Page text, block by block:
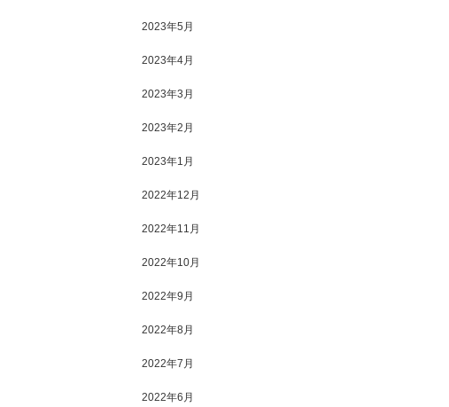
2023年5月
2023年4月
2023年3月
2023年2月
2023年1月
2022年12月
2022年11月
2022年10月
2022年9月
2022年8月
2022年7月
2022年6月